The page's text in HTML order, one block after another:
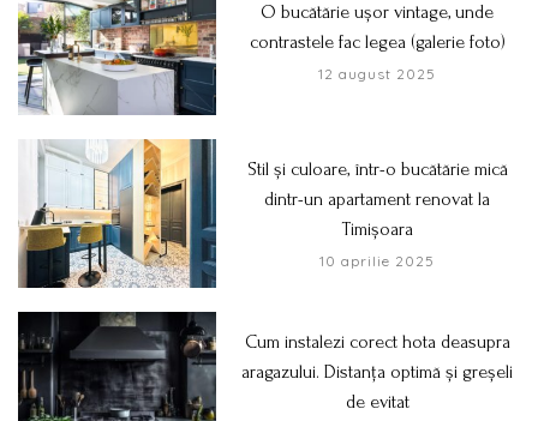
O bucătărie ușor vintage, unde
contrastele fac legea (galerie foto)
12 august 2025
Stil și culoare, într-o bucătărie mică
dintr-un apartament renovat la
Timișoara
10 aprilie 2025
Cum instalezi corect hota deasupra
aragazului. Distanța optimă și greșeli
de evitat